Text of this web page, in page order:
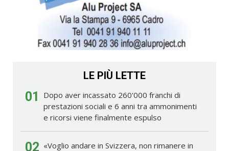
LE PIÙ LETTE
01
Dopo aver incassato 260'000 franchi di
prestazioni sociali e 6 anni tra ammonimenti
e ricorsi viene finalmente espulso
02 «Voglio andare in Svizzera, non rimanere in